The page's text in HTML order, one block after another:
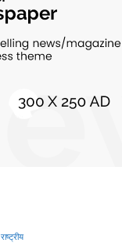
राष्ट्रीय